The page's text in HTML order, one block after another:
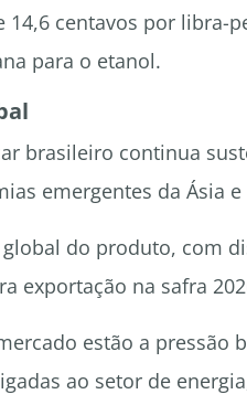
centavos por libra-
para o etanol.
brasileiro continua
emergentes da Ásia e
do produto, com
exportação na safra
estão a pressão
ao setor de